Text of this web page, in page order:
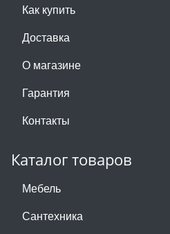
Как купить
Доставка
О магазине
Гарантия
Контакты
Каталог товаров
Мебель
Сантехника